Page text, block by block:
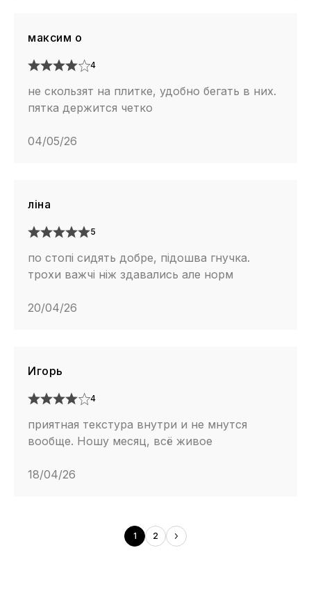
максим о
4
не скользят на плитке, удобно бегать в них.
пятка держится четко
04/05/26
ліна
5
по стопі сидять добре, підошва гнучка.
трохи важчі ніж здавались але норм
20/04/26
Игорь
4
приятная текстура внутри и не мнутся
вообще. Ношу месяц, всё живое
18/04/26
1 2